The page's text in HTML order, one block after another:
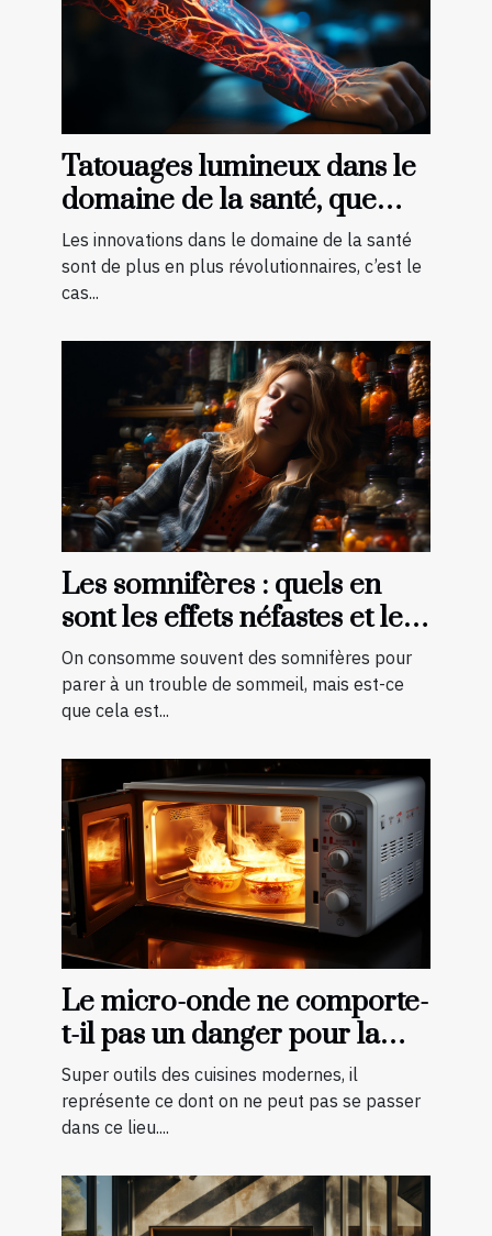
Tatouages lumineux dans le
domaine de la santé, que
faut-il savoir ?
Les innovations dans le domaine de la santé
sont de plus en plus révolutionnaires, c’est le
cas...
Les somnifères : quels en
sont les effets néfastes et les
palliatifs ?
On consomme souvent des somnifères pour
parer à un trouble de sommeil, mais est-ce
que cela est...
Le micro-onde ne comporte-
t-il pas un danger pour la
cuisson des aliments ?
Super outils des cuisines modernes, il
représente ce dont on ne peut pas se passer
dans ce lieu....